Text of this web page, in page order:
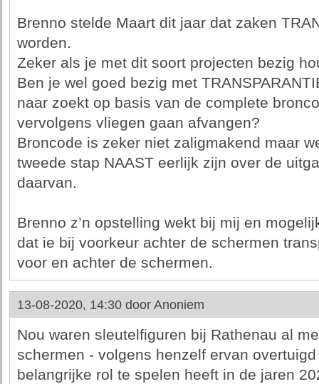
Brenno stelde Maart dit jaar dat zaken
worden.
Zeker als je met dit soort projecten bezig
Ben je wel goed bezig met
naar zoekt op basis van de complete
vervolgens vliegen gaan afvangen?
Broncode is zeker niet zaligmakend maar
tweede stap NAAST eerlijk zijn over de
daarvan.
Brenno z’n opstelling wekt bij mij en
dat ie bij voorkeur achter de schermen
voor en achter de schermen.
13-08-2020, 14:30 door Anoniem
Nou waren sleutelfiguren bij Rathenau al
schermen - volgens henzelf ervan
belangrijke rol te spelen heeft in de jaren